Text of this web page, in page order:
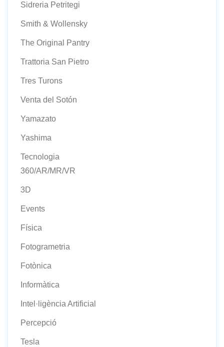
Sidreria Petritegi
Smith & Wollensky
The Original Pantry
Trattoria San Pietro
Tres Turons
Venta del Sotón
Yamazato
Yashima
Tecnologia
360/AR/MR/VR
3D
Events
Física
Fotogrametria
Fotònica
Informàtica
Intel·ligència Artificial
Percepció
Tesla